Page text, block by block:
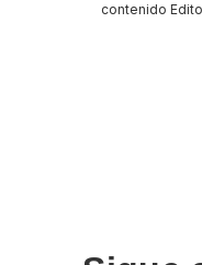
contenido